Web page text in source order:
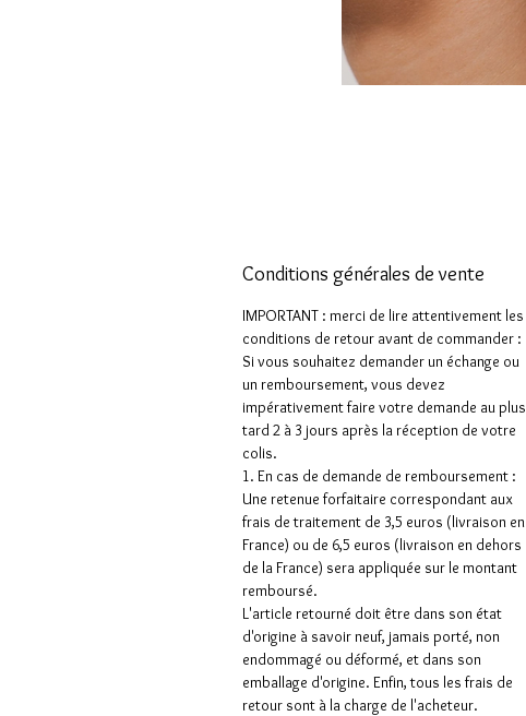
Conditions générales de vente
IMPORTANT : merci de lire attentivement les
conditions de retour avant de commander :
Si vous souhaitez demander un échange ou
un remboursement, vous devez
impérativement faire votre demande au plus
tard 2 à 3 jours après la réception de votre
colis.
1. En cas de demande de remboursement :
Une retenue forfaitaire correspondant aux
frais de traitement de 3,5 euros (livraison en
France) ou de 6,5 euros (livraison en dehors
de la France) sera appliquée sur le montant
remboursé.
L'article retourné doit être dans son état
d'origine à savoir neuf, jamais porté, non
endommagé ou déformé, et dans son
emballage d'origine. Enfin, tous les frais de
retour sont à la charge de l'acheteur.